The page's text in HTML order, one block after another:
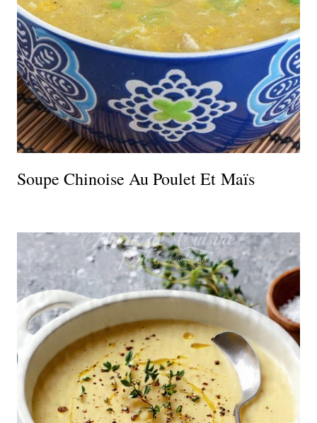
Soupe Chinoise Au Poulet Et Maïs